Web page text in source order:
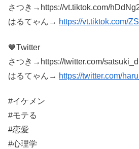
さつき→https://vt.tiktok.com/
はるてゃん→ https://vt.tiktok.com/
💙Twitter
さつき→https://twitter.com/
はるてゃん→ https://twitter.com/
#イケメン
#モテる
#恋愛
#心理学